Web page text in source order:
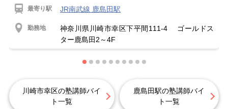
最寄り駅 JR南武線 鹿島田駅
勤務地
神奈川県川崎市幸区下平間111-4 ゴールドス
ター鹿島田2～4F
川崎市幸区の塾講師バイ
ト一覧
鹿島田駅の塾講師バイ
ト一覧